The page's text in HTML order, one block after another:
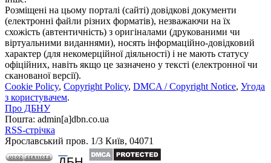
Розміщені на цьому порталі (сайті) довідкові документи
(електронні файли різних форматів), незважаючи на їх
схожість (автентичність) з оригіналами (друкованими чи
віртуальними виданнями), носять інформаційно-довідковий
характер (для некомерційної діяльності) і не мають статусу
офіційних, навіть якщо це зазначено у тексті (електронної чи
сканованої версії).
Cookie Policy, Copyright Policy, DMCA / Copyright Notice, Угода
з користувачем.
Про ДБНУ
Пошта: admin[а]dbn.co.ua
RSS-стрічка
Ярославський пров. 1/3 Київ, 04071